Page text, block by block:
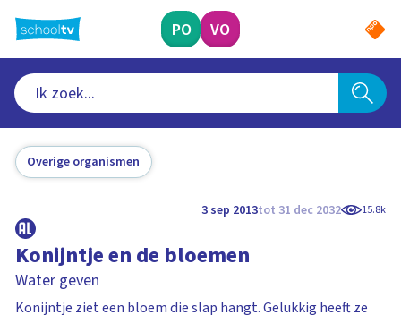
naar
hoofdinhoud
PO VO
Overige organismen
3 sep 2013tot 31 dec 2032 15.8k
Konijntje en de bloemen
Water geven
Konijntje ziet een bloem die slap hangt. Gelukkig heeft ze